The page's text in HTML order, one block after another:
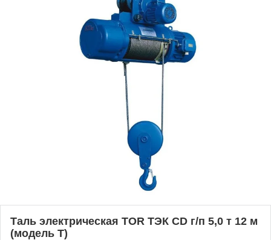
Таль электрическая TOR ТЭК CD г/п 5,0 т 12 м
(модель T)